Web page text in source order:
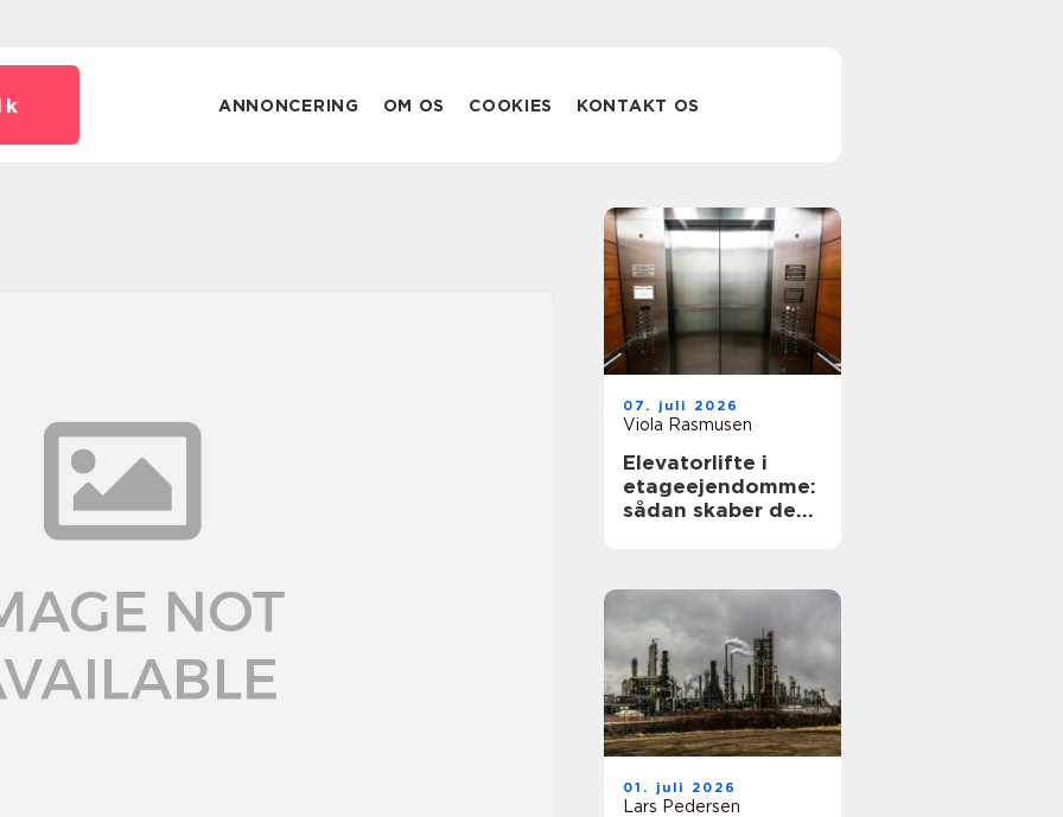
ANNONCERING OM OS COOKIES KONTAKT OS
07. juli 2026
Viola Rasmusen
Elevatorlifte i
etageejendomme:
sådan skaber de
01. juli 2026
Lars Pedersen